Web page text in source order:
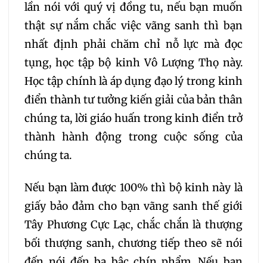
lần nói với quý vị đồng tu, nếu bạn muốn
thật sự nắm chắc việc vãng sanh thì bạn
nhất định phải chăm chỉ nỗ lực mà đọc
tụng, học tập bộ kinh Vô Lượng Thọ này.
Học tập chính là áp dụng đạo lý trong kinh
điển thành tư tưởng kiến giải của bản thân
chúng ta, lời giáo huấn trong kinh điển trở
thành hành động trong cuộc sống của
chúng ta.
Nếu bạn làm được 100% thì bộ kinh này là
giấy bảo đảm cho bạn vãng sanh thế giới
Tây Phương Cực Lạc, chắc chắn là thượng
bối thượng sanh, chương tiếp theo sẽ nói